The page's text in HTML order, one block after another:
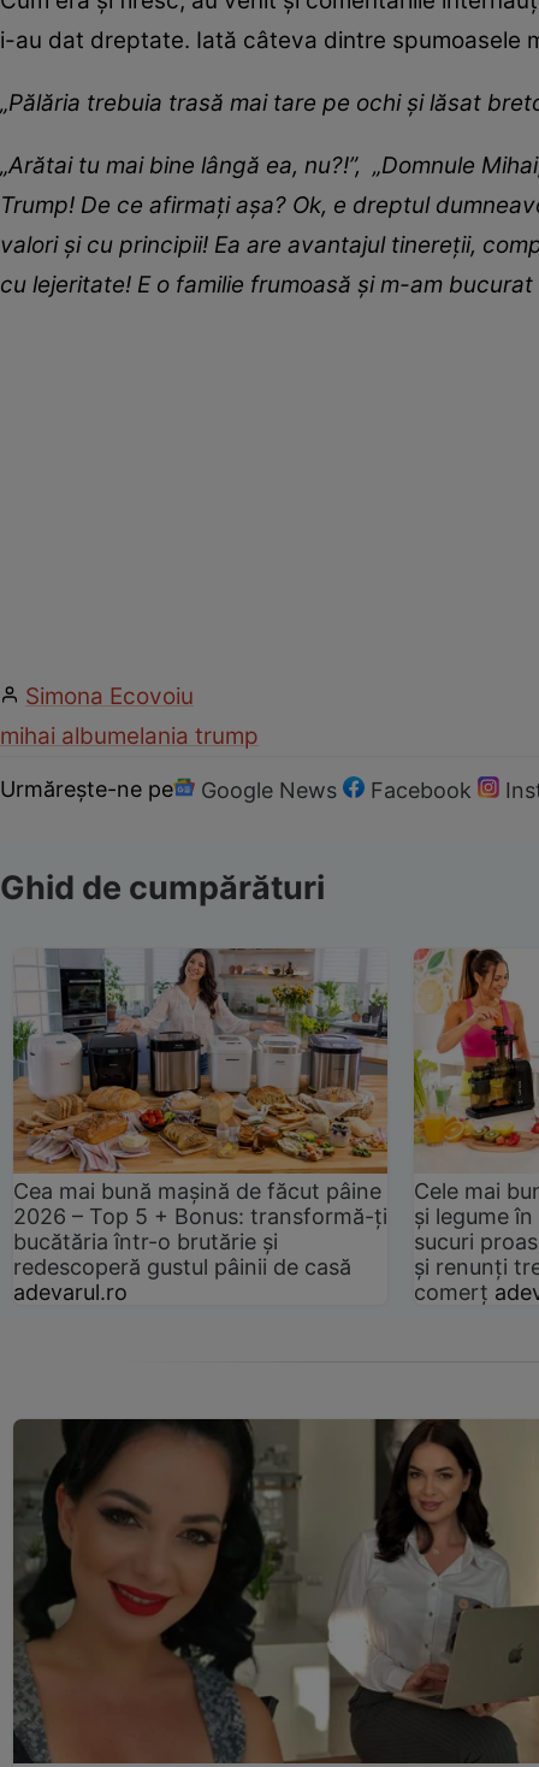
i-au dat dreptate. Iată câteva dintre spumoasele
„Pălăria trebuia trasă mai tare pe ochi și lăsat
„Arătai tu mai bine lângă ea, nu?!”, „Domnule
Trump! De ce afirmați așa? Ok, e dreptul
valori și cu principii! Ea are avantajul tinereții,
cu lejeritate! E o familie frumoasă și m-am
Simona Ecovoiu
mihai albumelania trump
Urmărește-ne pe Google News Facebook
Ghid de cumpărături
Cea mai bună mașină de făcut pâine
2026 – Top 5 + Bonus: transformă-ți
bucătăria într-o brutărie și
redescoperă gustul pâinii de casă
adevarul.ro
Cele mai
și legume
sucuri
și renunți
comerț